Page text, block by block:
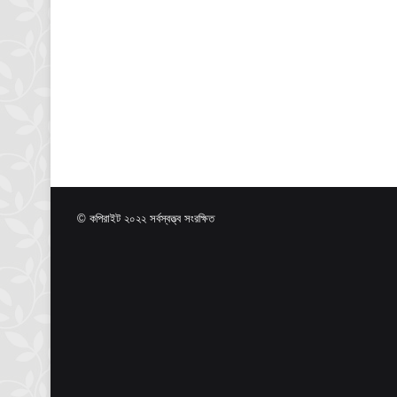
© কপিরাইট ২০২২ সর্বস্বত্ত্ব সংরক্ষিত